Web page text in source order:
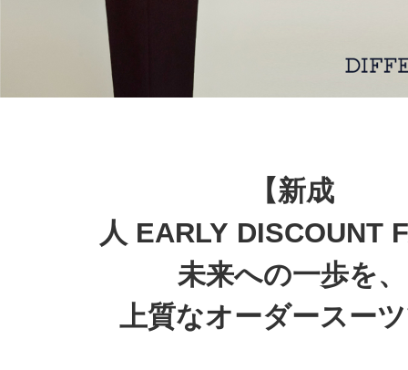
【新成
人 EARLY DISCOUNT
未来への一歩を、
上質なオーダースー